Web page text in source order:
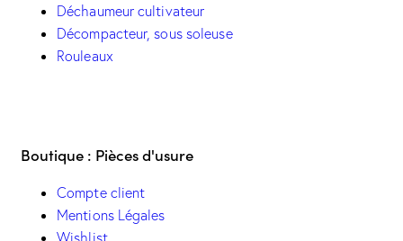
Déchaumeur cultivateur
Décompacteur, sous soleuse
Rouleaux
Boutique : Pièces d'usure
Compte client
Mentions Légales